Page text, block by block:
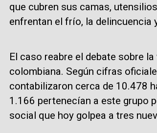
que cubren sus camas,
enfrentan el frío, la delincuencia
El caso reabre el debate sobre
colombiana. Según cifras
contabilizaron cerca de 10.478
1.166 pertenecían a este grupo
social que hoy golpea a tres